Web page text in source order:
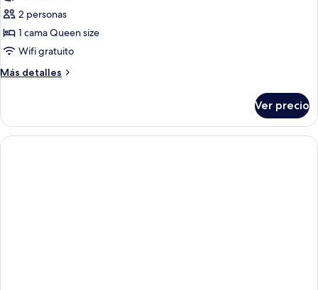
Suite
Premier,
1
habitación,
balcón
2 personas
1 cama Queen size
Wifi gratuito
Más detalles
Más
Premier,
habitación,
Ver precio